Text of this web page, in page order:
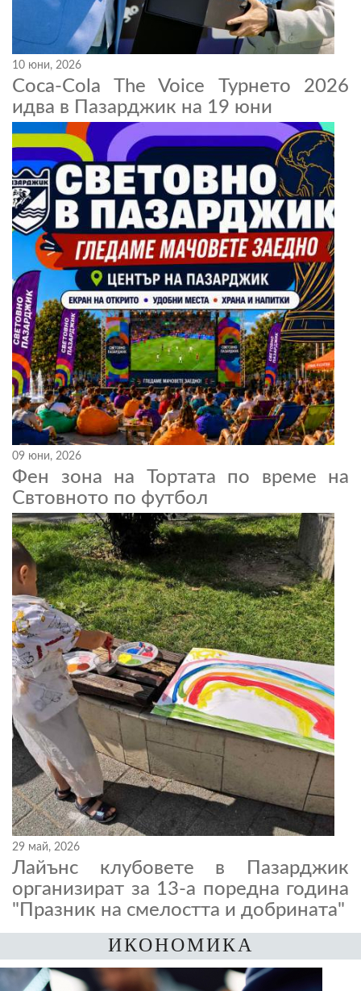
10 юни, 2026
Coca-Cola The Voice Турнето 2026
идва в Пазарджик на 19 юни
09 юни, 2026
Фен зона на Тортата по време на
Свтовното по футбол
29 май, 2026
Лайънс клубовете в Пазарджик
организират за 13-а поредна година
"Празник на смелостта и добрината"
ИКОНОМИКА